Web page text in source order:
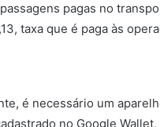
pagas no
taxa que é paga às
é necessário um
no Google